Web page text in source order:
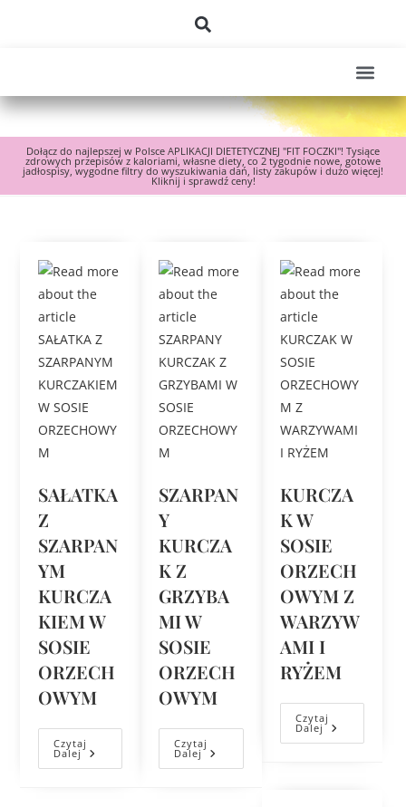
Dołącz do najlepszej w Polsce APLIKACJI DIETETYCZNEJ "FIT FOCZKI"! Tysiące
zdrowych przepisów z kaloriami, własne diety, co 2 tygodnie nowe, gotowe
jadłospisy, wygodne filtry do wyszukiwania dań, listy zakupów i dużo więcej!
Kliknij i sprawdź ceny!
SAŁATKA
Z
SZARPAN
YM
KURCZA
KIEM W
SOSIE
ORZECH
OWYM
Czytaj
Dalej
SZARPAN
Y
KURCZA
K Z
GRZYBA
MI W
SOSIE
ORZECH
OWYM
Czytaj
Dalej
KURCZA
K W
SOSIE
ORZECH
OWYM Z
WARZYW
AMI I
RYŻEM
Czytaj
Dalej